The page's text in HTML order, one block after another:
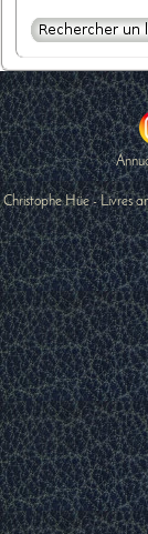
Christophe Hüe - Livres